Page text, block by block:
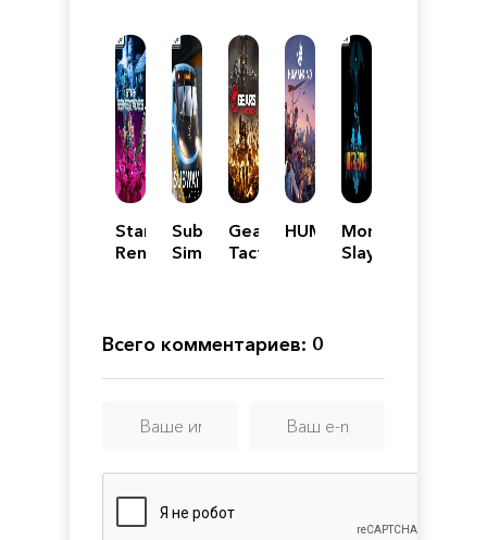
Star
Renegades
Subway
Simulator
Gears
Tactics
HUMANKIND
Monster
Slayers
Всего комментариев: 0